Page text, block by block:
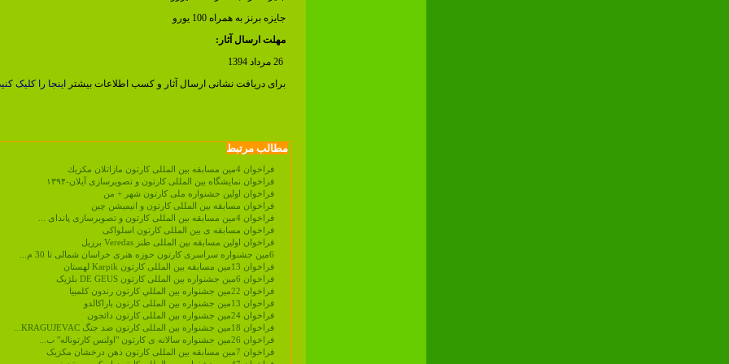
جایزه برنز به همراه 100 یورو
مهلت ارسال آثار:
26 مرداد 1394
برای دریافت نشانی ارسال آثار و کسب اطلاعات بیشتراینجا را کلیک
مطالب مرتبط
فراخوان 4مين مسابقه بين المللی كارتون مازاتلان مكزيك
فراخوان نمایشگاه بین المللی کارتون و تصویرسازی آیلان-۱۳۹۴
فراخوان اولین جشنواره ملی کارتون شهر + من
فراخوان مسابقه بین المللی کارتون و انیمیشن چین
فراخوان 4مین مسابقه بین المللی کارتون و تصویرسازی پاندای ...
فراخوان مسابقه ی بین المللی کارتون اسلواکی
فراخوان اولین مسابقه بین المللی طنز Veredas برزیل
6مین جشنواره سراسری کارتون حوزه هنری خراسان شمالی تا 30 م...
فراخوان 13مین مسابقه بین المللی کارتون Karpik لهستان
فراخوان 6مین جشنواره بین المللی کارتون DE GEUS بلژیک
فراخوان 22مين جشنواره بين المللي كارتون رندون كلمبيا
فراخوان 13مین جشنواره بین المللی کارتون باراکالدو
فراخوان 24مین جشنواره بین المللی کارتون دائجون
فراخوان 18مین جشنواره بین المللی کارتون ضد جنگ KRAGUJEVAC...
فراخوان 26مین جشنواره سالانه ی کارتون "اولنس کارتوناله" ب...
فراخوان 7مین مسابقه بین المللی کارتون ذهن درخشان مکزیک